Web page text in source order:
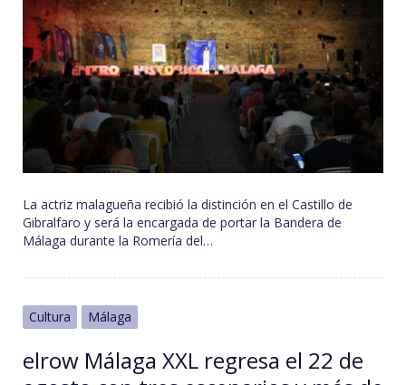
La actriz malagueña recibió la distinción en el Castillo de
Gibralfaro y será la encargada de portar la Bandera de
Málaga durante la Romería del…
Cultura Málaga
elrow Málaga XXL regresa el 22 de